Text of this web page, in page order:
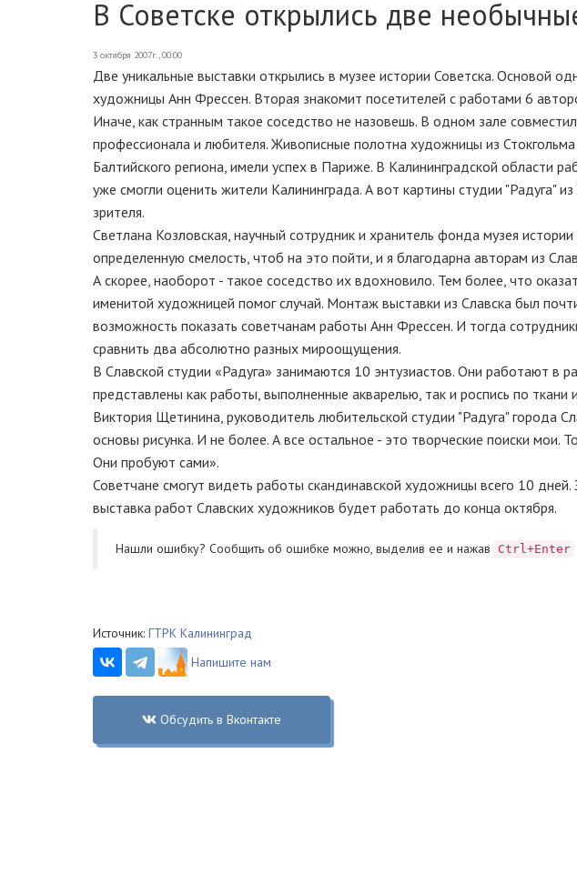
В Советске открылись две
3 октября 2007г., 00:00
Две уникальные выставки открылись в музее истории Советска. Основой
художницы Анн Фрессен. Вторая знакомит посетителей с работами 6
Иначе, как странным такое соседство не назовешь. В одном зале
профессионала и любителя. Живописные полотна художницы из Стокгольма
Балтийского региона, имели успех в Париже. В Калининградской области
уже смогли оценить жители Калининграда. А вот картины студии "Радуга"
зрителя.
Светлана Козловская, научный сотрудник и хранитель фонда музея
определенную смелость, чтоб на это пойти, и я благодарна авторам из
А скорее, наоборот - такое соседство их вдохновило. Тем более, что
именитой художницей помог случай. Монтаж выставки из Славска был
возможность показать советчанам работы Анн Фрессен. И тогда
сравнить два абсолютно разных мироощущения.
В Славской студии «Радуга» занимаются 10 энтузиастов. Они работают в
представлены как работы, выполненные акварелью, так и роспись по ткани
Виктория Щетинина, руководитель любительской студии "Радуга" города
основы рисунка. И не более. А все остальное - это творческие поиски мои.
Они пробуют сами».
Советчане смогут видеть работы скандинавской художницы всего 10 дней.
выставка работ Славских художников будет работать до конца октября.
Нашли ошибку? Cообщить об ошибке можно, выделив ее и нажав Ctrl+Enter
Источник: ГТРК Калининград
Напишите нам
Обсудить в Вконтакте